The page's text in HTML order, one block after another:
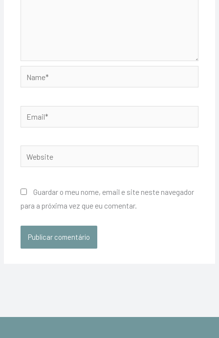
Guardar o meu nome, email e site neste navegador
para a próxima vez que eu comentar.